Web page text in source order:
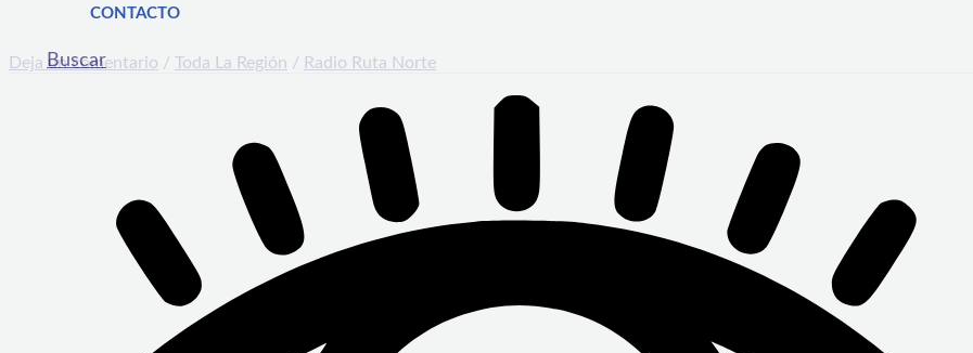
CONTACTO
Buscar
Deja un comentario / Toda La Región / Radio Ruta Norte